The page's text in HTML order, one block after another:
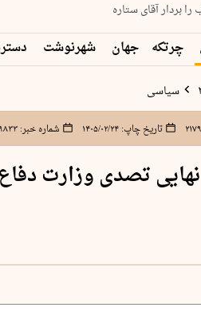
را بردار آقای ستاره
فوتبال؟
در قلب دریای سیاه
کنسرت علیرضا قربانی در …
چرتکه جهان شهرنوشت
سیاسی
۲۱۷۹ تاریخ چاپ:۱۴۰۵/۰۲/۲۴ شماره خبر:
نهایی تصدی وزارت